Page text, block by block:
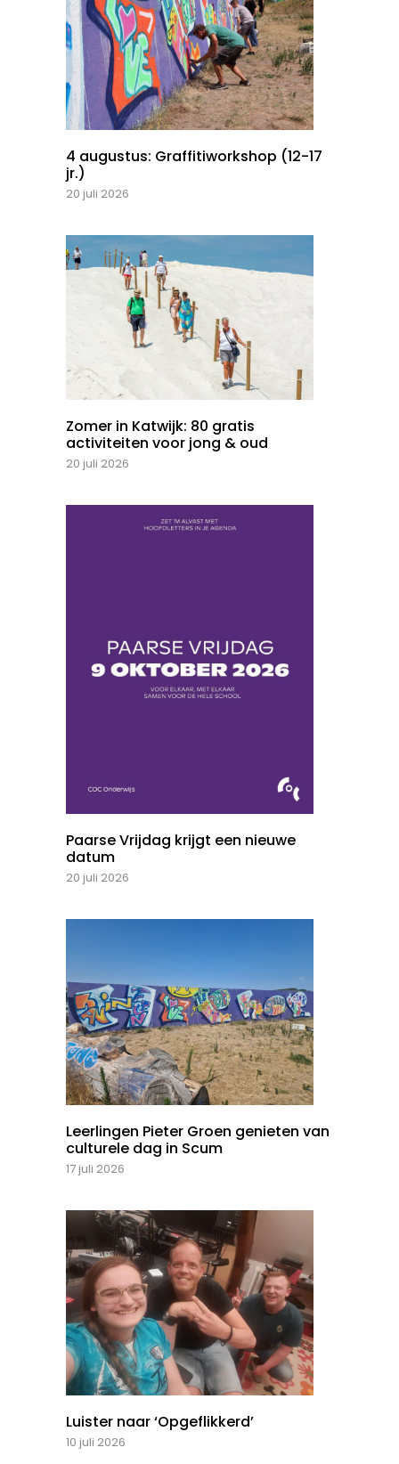
4 augustus: Graffitiworkshop (12-17
jr.)
20 juli 2026
Zomer in Katwijk: 80 gratis
activiteiten voor jong & oud
20 juli 2026
Paarse Vrijdag krijgt een nieuwe
datum
20 juli 2026
Leerlingen Pieter Groen genieten van
culturele dag in Scum
17 juli 2026
Luister naar ‘Opgeflikkerd’
10 juli 2026